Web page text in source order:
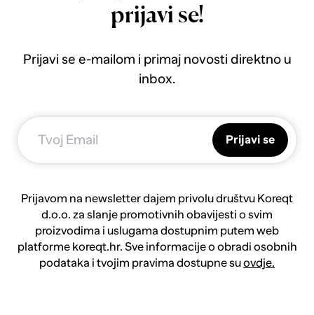
prijavi se!
Prijavi se e-mailom i primaj novosti direktno u
inbox.
Prijavi se
Prijavom na newsletter dajem privolu društvu Koreqt
d.o.o. za slanje promotivnih obavijesti o svim
proizvodima i uslugama dostupnim putem web
platforme koreqt.hr. Sve informacije o obradi osobnih
podataka i tvojim pravima dostupne suovdje.